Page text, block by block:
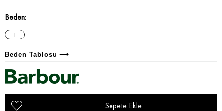
Beden
1
Beden Tablosu ⟶